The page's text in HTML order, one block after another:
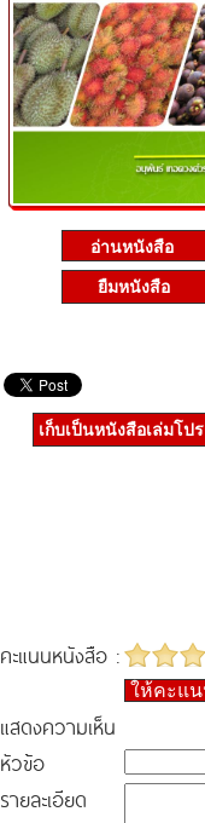
ยืมหนังสือ
เก็บเป็นหนังสือเล่มโป
คะแนนหนังสือ :
ให้คะแ
แสดงความเห็น
หัวข้อ
รายละเอียด